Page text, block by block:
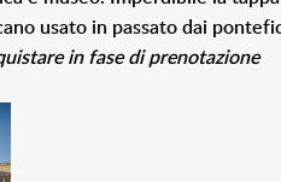
usato in passato dai
in fase di prenotazione